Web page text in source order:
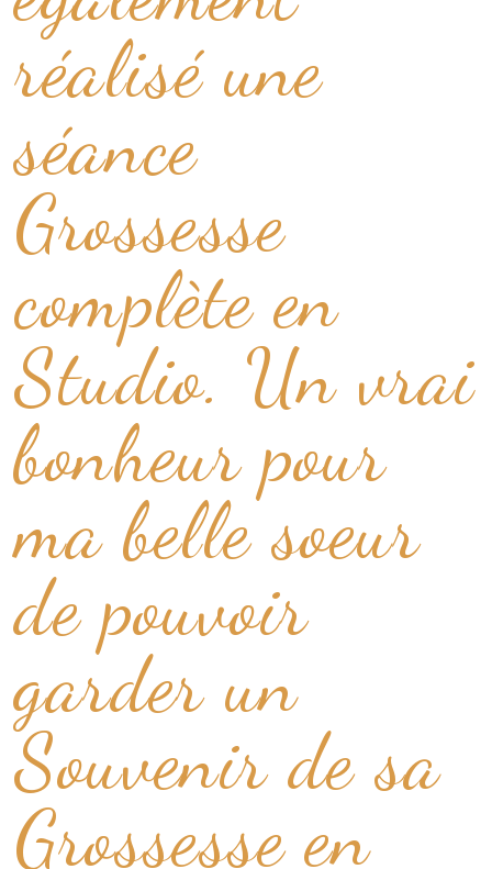
réalisé une
séance
Grossesse
complète en
Studio. Un vrai
bonheur pour
ma belle soeur
de pouvoir
garder un
Souvenir de sa
Grossesse en